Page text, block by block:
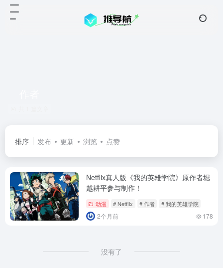
排序 发布 更新 浏览 点赞
Netflix真人版《我的英雄学院》原作者堀
越耕平参与制作！
动漫 # Netflix # 作者 # 我的英雄学院
2个月前 178
没有了